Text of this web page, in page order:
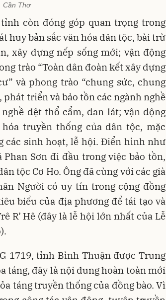
Cần Thơ
còn đóng góp quan trọng trong
huy bản sắc văn hóa dân tộc, bài trừ
xây dựng nếp sống mới; vận động
trào “Toàn dân đoàn kết xây dựng
và phong trào “chung sức, chung
triển và bảo tồn các ngành nghề
dệt thổ cẩm, đan lát; vận động
truyền thống của dân tộc, mặc
các sinh hoạt, lễ hội. Điển hình như
Phan Sơn đi đầu trong việc bảo tồn,
tộc Cơ Ho. Ông đã cùng với các già
Người có uy tín trong cộng đồng
biểu của địa phương để tái tạo và
R’ Hê (đây là lễ hội lớn nhất của Lễ
1719, tỉnh Bình Thuận được Trung
táng, đây là nội dung hoàn toàn mới
táng truyền thống của đồng bào. Vì